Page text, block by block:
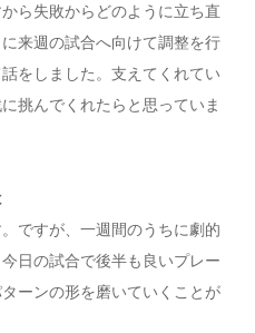
ら失敗からどのように立ち直
来週の試合へ向けて調整を行
をしました。支えてくれてい
挑んでくれたらと思っていま
ですが、一週間のうちに劇的
日の試合で後半も良いプレー
ーンの形を磨いていくことが